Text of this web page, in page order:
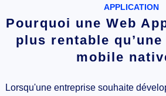
APPLICATION
Pourquoi une Web
plus rentable
mobile
Lorsqu'une entreprise souhaite